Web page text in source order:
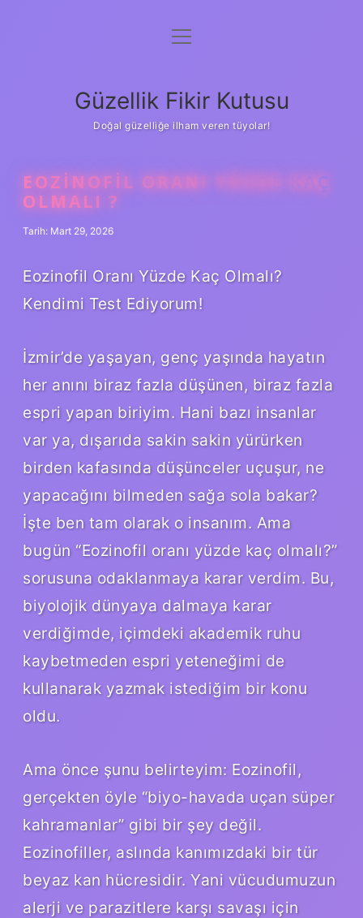
Anasayfa
Yasal Uyarı
menüyü
Güzellik Fikir Kutusu
Doğal güzelliğe ilham veren tüyolar!
EOZINOFIL ORANI YÜZDE KAÇ
OLMALI ?
Tarih: Mart 29, 2026
Eozinofil Oranı Yüzde Kaç Olmalı?
Kendimi Test Ediyorum!
İzmir’de yaşayan, genç yaşında hayatın
her anını biraz fazla düşünen, biraz fazla
espri yapan biriyim. Hani bazı insanlar
var ya, dışarıda sakin sakin yürürken
birden kafasında düşünceler uçuşur, ne
yapacağını bilmeden sağa sola bakar?
İşte ben tam olarak o insanım. Ama
bugün “Eozinofil oranı yüzde kaç olmalı?”
sorusuna odaklanmaya karar verdim. Bu,
biyolojik dünyaya dalmaya karar
verdiğimde, içimdeki akademik ruhu
kaybetmeden espri yeteneğimi de
kullanarak yazmak istediğim bir konu
oldu.
Ama önce şunu belirteyim: Eozinofil,
gerçekten öyle “biyo-havada uçan süper
kahramanlar” gibi bir şey değil.
Eozinofiller, aslında kanımızdaki bir tür
beyaz kan hücresidir. Yani vücudumuzun
alerji ve parazitlere karşı savaşı için